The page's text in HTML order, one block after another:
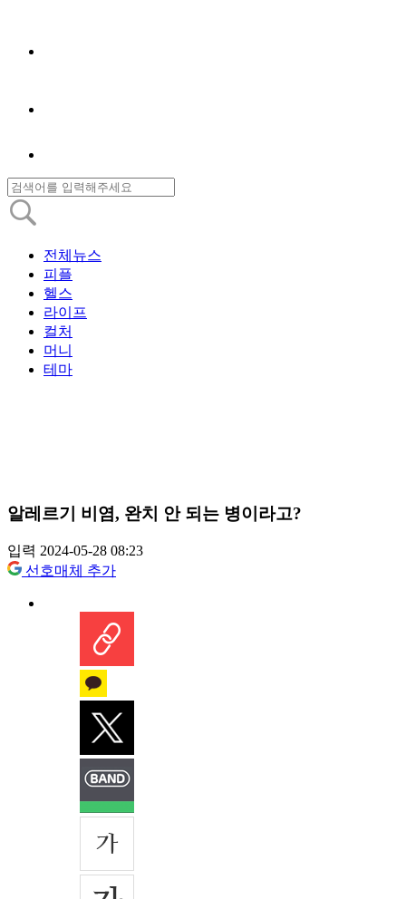
전체뉴스
피플
헬스
라이프
컬처
머니
테마
알레르기 비염, 완치 안 되는 병이라고?
입력 2024-05-28 08:23
선호매체 추가